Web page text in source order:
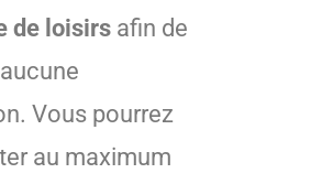
de loisirs afin de
Vous pourrez
au maximum